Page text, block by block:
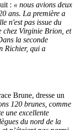
: « nous avions deux
ans. La première a
n'est pas issue du
chez Virginie Brion, et
la seconde
Richier, qui a
Brune, dresse un
120 brunes, comme
une excellente
du nord de la